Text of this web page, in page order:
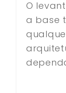
O
a base